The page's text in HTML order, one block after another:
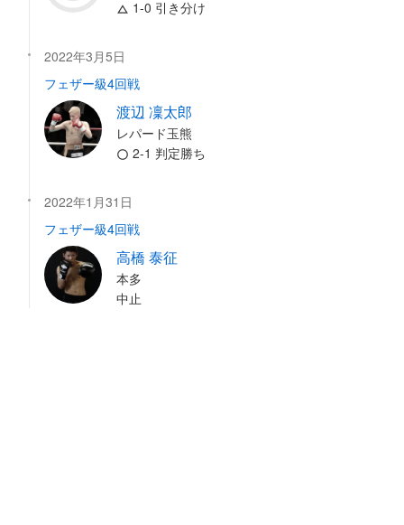
1-0 引き分け
2022年3月5日
フェザー級4回戦
渡辺 凜太郎
レパード玉熊
2-1 判定勝ち
2022年1月31日
フェザー級4回戦
高橋 泰征
本多
中止